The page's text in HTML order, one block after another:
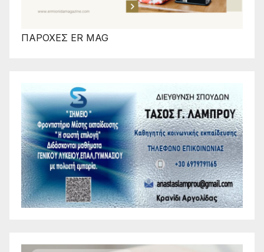
ΠΑΡΟΧΕΣ ER MAG